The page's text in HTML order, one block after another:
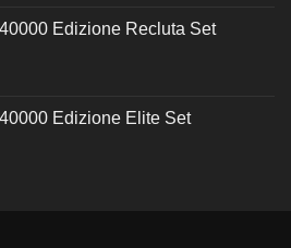
Edizione Recluta Set
Edizione Elite Set